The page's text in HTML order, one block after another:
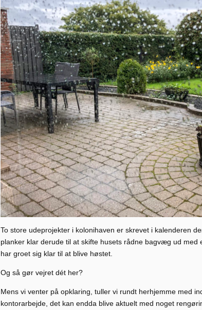
To store udeprojekter i kolonihaven er skrevet i kalenderen
planker klar derude til at skifte husets rådne bagvæg ud med
har groet sig klar til at blive høstet.
Og så gør vejret dét her?
Mens vi venter på opklaring, tuller vi rundt herhjemme med
kontorarbejde, det kan endda blive aktuelt med noget